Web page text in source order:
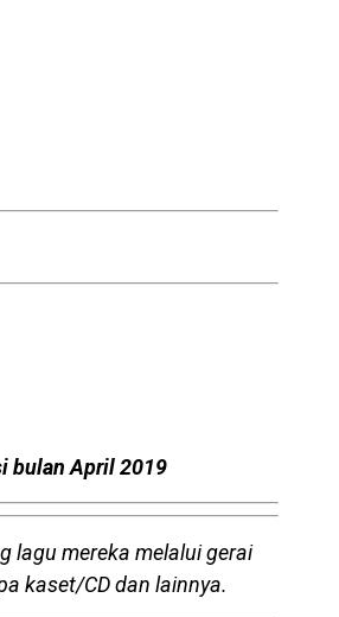
bulan April 2019
lagu mereka melalui gerai
kaset/CD dan lainnya.